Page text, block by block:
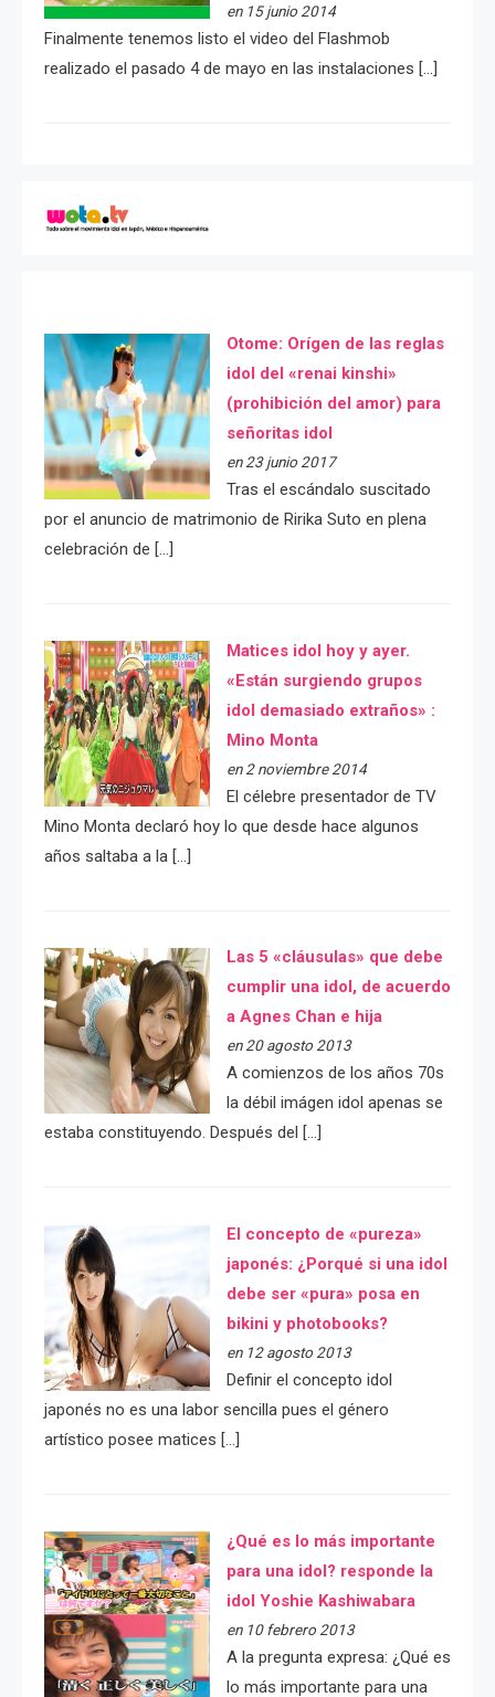
en 15 junio 2014
Finalmente tenemos listo el video del Flashmob
realizado el pasado 4 de mayo en las instalaciones […]
Otome: Orígen de las reglas
idol del «renai kinshi»
(prohibición del amor) para
señoritas idol
en 23 junio 2017
Tras el escándalo suscitado
por el anuncio de matrimonio de Ririka Suto en plena
celebración de […]
Matices idol hoy y ayer.
«Están surgiendo grupos
idol demasiado extraños» :
Mino Monta
en 2 noviembre 2014
El célebre presentador de TV
Mino Monta declaró hoy lo que desde hace algunos
años saltaba a la […]
Las 5 «cláusulas» que debe
cumplir una idol, de acuerdo
a Agnes Chan e hija
en 20 agosto 2013
A comienzos de los años 70s
la débil imágen idol apenas se
estaba constituyendo. Después del […]
El concepto de «pureza»
japonés: ¿Porqué si una idol
debe ser «pura» posa en
bikini y photobooks?
en 12 agosto 2013
Definir el concepto idol
japonés no es una labor sencilla pues el género
artístico posee matices […]
¿Qué es lo más importante
para una idol? responde la
idol Yoshie Kashiwabara
en 10 febrero 2013
A la pregunta expresa: ¿Qué es
lo más importante para una